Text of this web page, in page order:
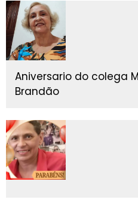
Aniversario do colega
Brandão